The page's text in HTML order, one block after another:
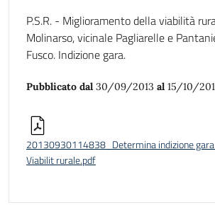
P.S.R. - Miglioramento della viabilità
Molinarso, vicinale Pagliarelle e
Fusco. Indizione gara.
Pubblicato dal 30/09/2013 al 15/10/
20130930114838_Determina indizione
Viabilit rurale.pdf